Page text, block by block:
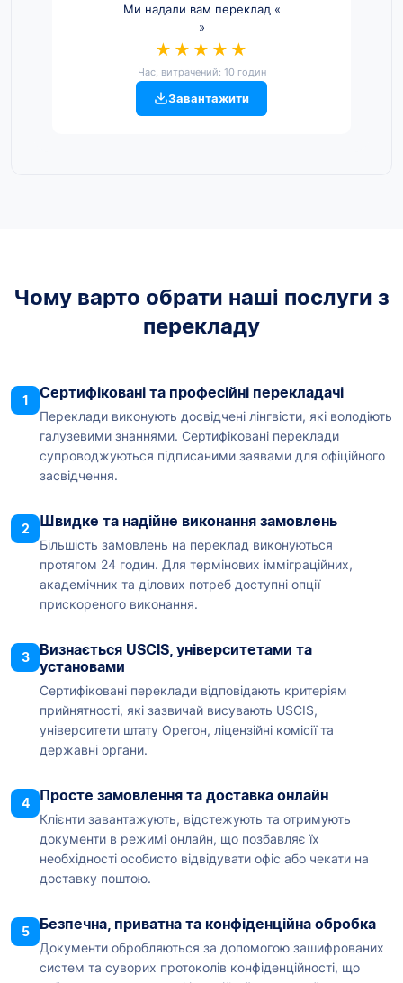
Ми надали вам переклад «
»
★★★★★
Час, витрачений: 10 годин
Завантажити
Чому варто обрати наші послуги з
перекладу
1 Сертифіковані та професійні перекладачі
Переклади виконують досвідчені лінгвісти, які володіють
галузевими знаннями. Сертифіковані переклади
супроводжуються підписаними заявами для офіційного
засвідчення.
2 Швидке та надійне виконання замовлень
Більшість замовлень на переклад виконуються
протягом 24 годин. Для термінових імміграційних,
академічних та ділових потреб доступні опції
прискореного виконання.
3
Визнається USCIS, університетами та
установами
Сертифіковані переклади відповідають критеріям
прийнятності, які зазвичай висувають USCIS,
університети штату Орегон, ліцензійні комісії та
державні органи.
4 Просте замовлення та доставка онлайн
Клієнти завантажують, відстежують та отримують
документи в режимі онлайн, що позбавляє їх
необхідності особисто відвідувати офіс або чекати на
доставку поштою.
5 Безпечна, приватна та конфіденційна обробка
Документи обробляються за допомогою зашифрованих
систем та суворих протоколів конфіденційності, що